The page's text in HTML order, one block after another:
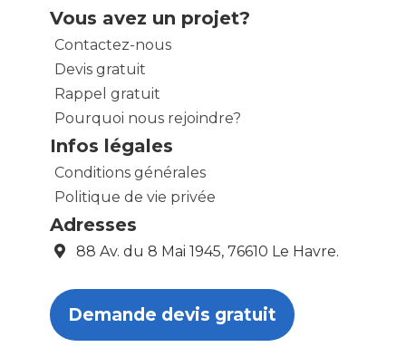
Vous avez un projet?
Contactez-nous
Devis gratuit
Rappel gratuit
Pourquoi nous rejoindre?
Infos légales
Conditions générales
Politique de vie privée
Adresses
88 Av. du 8 Mai 1945, 76610 Le Havre.
Demande devis gratuit